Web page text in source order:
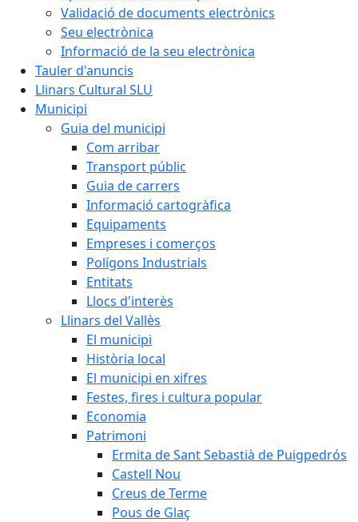
Validació de documents electrònics
Seu electrònica
Informació de la seu electrònica
Tauler d'anuncis
Llinars Cultural SLU
Municipi
Guia del municipi
Com arribar
Transport públic
Guia de carrers
Informació cartogràfica
Equipaments
Empreses i comerços
Polígons Industrials
Entitats
Llocs d'interès
Llinars del Vallès
El municipi
Història local
El municipi en xifres
Festes, fires i cultura popular
Economia
Patrimoni
Ermita de Sant Sebastià de Puigpedrós
Castell Nou
Creus de Terme
Pous de Glaç